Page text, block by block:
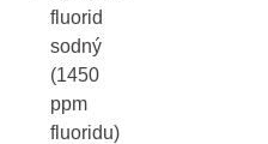
fluorid
sodný
(1450
ppm
fluoridu)